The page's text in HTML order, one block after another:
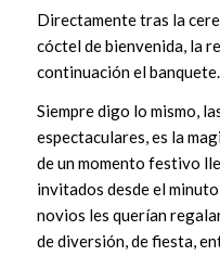
Directamente tras la
cóctel de bienvenida, la
continuación el
Siempre digo lo mismo,
espectaculares, es la
de un momento festivo
invitados desde el
novios les querían
de diversión, de fiesta,